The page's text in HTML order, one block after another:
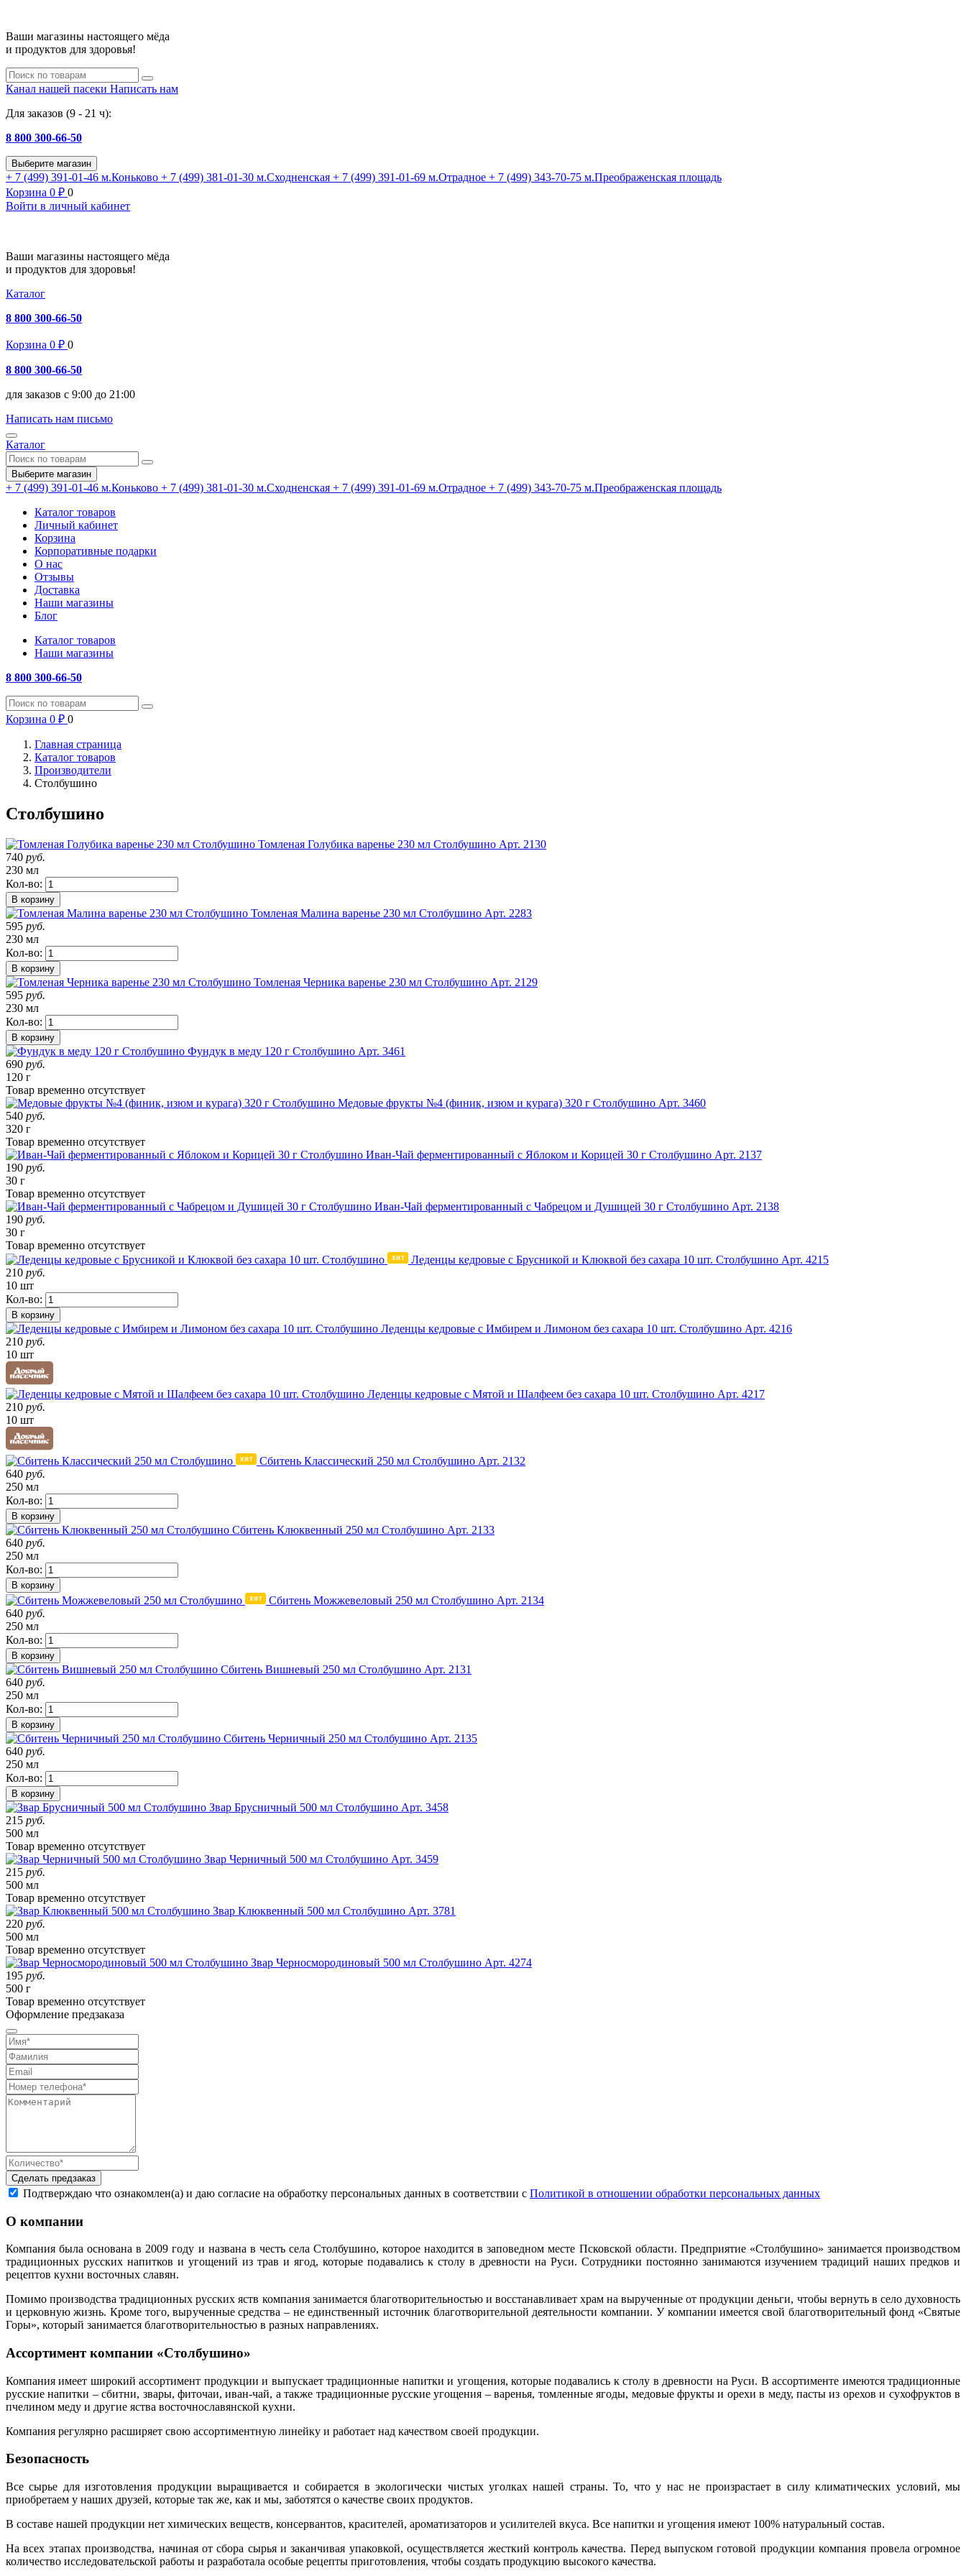
Ваши магазины настоящего мёда
и продуктов для здоровья!
Канал нашей пасеки Написать нам
Для заказов (9 - 21 ч):
8 800 300-66-50
Выберите магазин
+ 7 (499) 391-01-46 м.Коньково + 7 (499) 381-01-30 м.Сходненская + 7 (499) 391-01-69 м.Отрадное + 7 (499) 343-70-75 м.Преображенская площадь
Корзина 0 ₽ 0
Войти в личный кабинет
Ваши магазины настоящего мёда
и продуктов для здоровья!
Каталог
8 800 300-66-50
Корзина 0 ₽ 0
8 800 300-66-50
для заказов с 9:00 до 21:00
Написать нам письмо
Каталог
Выберите магазин
+ 7 (499) 391-01-46 м.Коньково + 7 (499) 381-01-30 м.Сходненская + 7 (499) 391-01-69 м.Отрадное + 7 (499) 343-70-75 м.Преображенская площадь
Каталог товаров
Личный кабинет
Корзина
Корпоративные подарки
О нас
Отзывы
Доставка
Наши магазины
Блог
Каталог товаров
Наши магазины
8 800 300-66-50
Корзина 0 ₽ 0
Главная страница
Каталог товаров
Производители
Столбушино
Столбушино
Томленая Голубика варенье 230 мл Столбушино Арт. 2130
740 руб.
230 мл
Кол-во:
В корзину
Томленая Малина варенье 230 мл Столбушино Арт. 2283
595 руб.
230 мл
Кол-во:
В корзину
Томленая Черника варенье 230 мл Столбушино Арт. 2129
595 руб.
230 мл
Кол-во:
В корзину
Фундук в меду 120 г Столбушино Арт. 3461
690 руб.
120 г
Товар временно отсутствует
Медовые фрукты №4 (финик, изюм и курага) 320 г Столбушино Арт. 3460
540 руб.
320 г
Товар временно отсутствует
Иван-Чай ферментированный с Яблоком и Корицей 30 г Столбушино Арт. 2137
190 руб.
30 г
Товар временно отсутствует
Иван-Чай ферментированный с Чабрецом и Душицей 30 г Столбушино Арт. 2138
190 руб.
30 г
Товар временно отсутствует
Леденцы кедровые с Брусникой и Клюквой без сахара 10 шт. Столбушино Арт. 4215
210 руб.
10 шт
Кол-во:
В корзину
Леденцы кедровые с Имбирем и Лимоном без сахара 10 шт. Столбушино Арт. 4216
210 руб.
10 шт
Леденцы кедровые с Мятой и Шалфеем без сахара 10 шт. Столбушино Арт. 4217
210 руб.
10 шт
Сбитень Классический 250 мл Столбушино Арт. 2132
640 руб.
250 мл
Кол-во:
В корзину
Сбитень Клюквенный 250 мл Столбушино Арт. 2133
640 руб.
250 мл
Кол-во:
В корзину
Сбитень Можжевеловый 250 мл Столбушино Арт. 2134
640 руб.
250 мл
Кол-во:
В корзину
Сбитень Вишневый 250 мл Столбушино Арт. 2131
640 руб.
250 мл
Кол-во:
В корзину
Сбитень Черничный 250 мл Столбушино Арт. 2135
640 руб.
250 мл
Кол-во:
В корзину
Звар Брусничный 500 мл Столбушино Арт. 3458
215 руб.
500 мл
Товар временно отсутствует
Звар Черничный 500 мл Столбушино Арт. 3459
215 руб.
500 мл
Товар временно отсутствует
Звар Клюквенный 500 мл Столбушино Арт. 3781
220 руб.
500 мл
Товар временно отсутствует
Звар Черносмородиновый 500 мл Столбушино Арт. 4274
195 руб.
500 г
Товар временно отсутствует
Оформление предзаказа
Сделать предзаказ
Подтверждаю что ознакомлен(а) и даю согласие на обработку персональных данных в соответствии с Политикой в отношении обработки персональных данных
О компании
Компания была основана в 2009 году и названа в честь села Столбушино, которое находится в заповедном месте Псковской области. Предприятие «Столбушино» занимается производством
традиционных русских напитков и угощений из трав и ягод, которые подавались к столу в древности на Руси. Сотрудники постоянно занимаются изучением традиций наших предков и
рецептов кухни восточных славян.
Помимо производства традиционных русских яств компания занимается благотворительностью и восстанавливает храм на вырученные от продукции деньги, чтобы вернуть в село духовность
и церковную жизнь. Кроме того, вырученные средства – не единственный источник благотворительной деятельности компании. У компании имеется свой благотворительный фонд «Святые
Горы», который занимается благотворительностью в разных направлениях.
Ассортимент компании «Столбушино»
Компания имеет широкий ассортимент продукции и выпускает традиционные напитки и угощения, которые подавались к столу в древности на Руси. В ассортименте имеются традиционные
русские напитки – сбитни, звары, фиточаи, иван-чай, а также традиционные русские угощения – варенья, томленные ягоды, медовые фрукты и орехи в меду, пасты из орехов и сухофруктов в
пчелином меду и другие яства восточнославянской кухни.
Компания регулярно расширяет свою ассортиментную линейку и работает над качеством своей продукции.
Безопасность
Все сырье для изготовления продукции выращивается и собирается в экологически чистых уголках нашей страны. То, что у нас не произрастает в силу климатических условий, мы
приобретаем у наших друзей, которые так же, как и мы, заботятся о качестве своих продуктов.
В составе нашей продукции нет химических веществ, консервантов, красителей, ароматизаторов и усилителей вкуса. Все напитки и угощения имеют 100% натуральный состав.
На всех этапах производства, начиная от сбора сырья и заканчивая упаковкой, осуществляется жесткий контроль качества. Перед выпуском готовой продукции компания провела огромное
количество исследовательской работы и разработала особые рецепты приготовления, чтобы создать продукцию высокого качества.